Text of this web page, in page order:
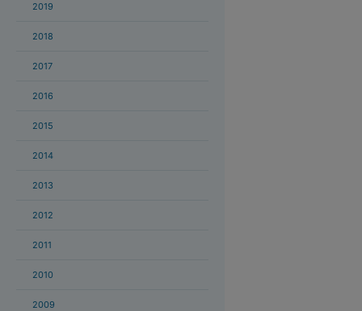
2019
2018
2017
2016
2015
2014
2013
2012
2011
2010
2009